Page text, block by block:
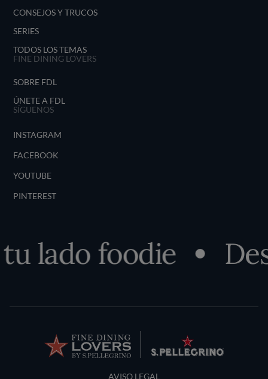
CONSEJOS Y TRUCOS
SERIES
TODOS LOS TEMAS
FINE DINING LOVERS
SOBRE FDL
ÚNETE A FDL
SÍGUENOS
INSTAGRAM
FACEBOOK
YOUTUBE
PINTEREST
lado foodie
Terms and Conditions
AVISO LEGAL